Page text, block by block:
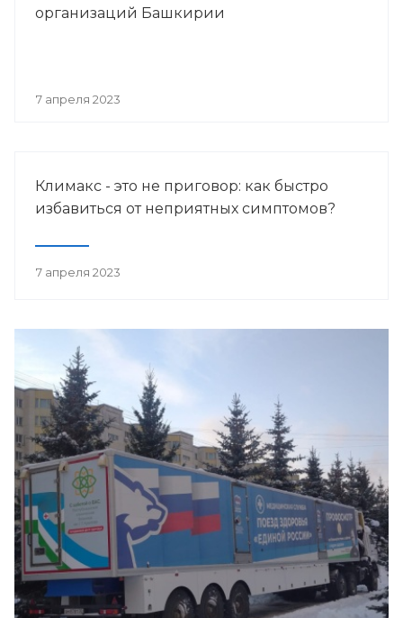
организаций Башкирии
7 апреля 2023
Климакс - это не приговор: как быстро
избавиться от неприятных симптомов?
7 апреля 2023